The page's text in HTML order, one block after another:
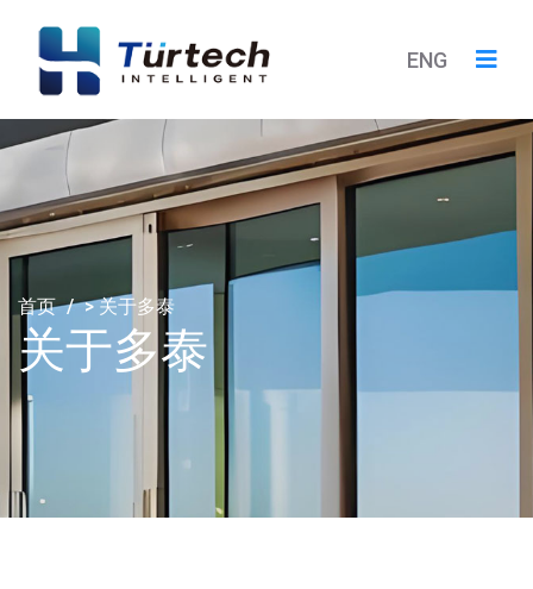
ENG
首页 / >关于多泰
关于多泰